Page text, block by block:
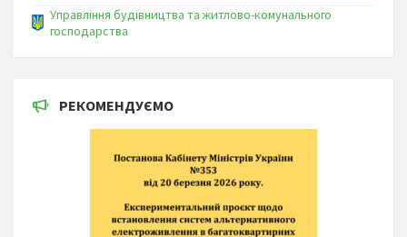
Управління будівництва та житлово-комунального
господарства
РЕКОМЕНДУЄМО